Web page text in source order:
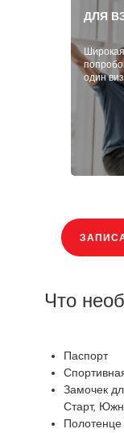
ДЛЯ
один
Что
Паспорт
Замочек
Старт,